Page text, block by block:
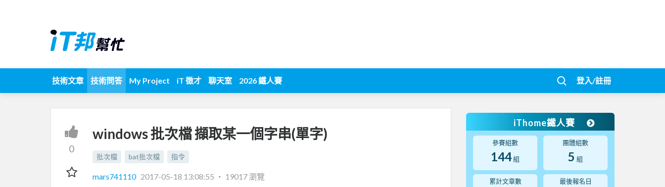
技術文章 技術問答 My Project iT 徵才 聊天室 2026 鐵人賽 登入/註冊
0
windows 批次檔 擷取某一個字串(單字)
批次檔 bat批次檔 指令
mars741110 2017-05-18 13:08:55 ‧ 19017 瀏覽
iThome鐵人賽
參賽組數
144組
團體組數
5 組
累計文章數 最後報名日